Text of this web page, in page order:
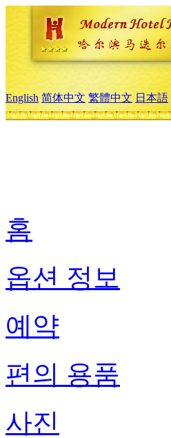
English 简体中文 繁體中文 日本語
홈
옵션 정보
예약
편의 용품
사진